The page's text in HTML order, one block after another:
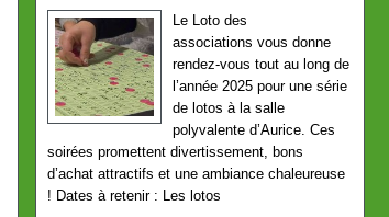
Le Loto des
associations vous donne
rendez-vous tout au long de
l’année 2025 pour une série
de lotos à la salle
polyvalente d’Aurice. Ces
soirées promettent divertissement, bons
d’achat attractifs et une ambiance chaleureuse
! Dates à retenir : Les lotos